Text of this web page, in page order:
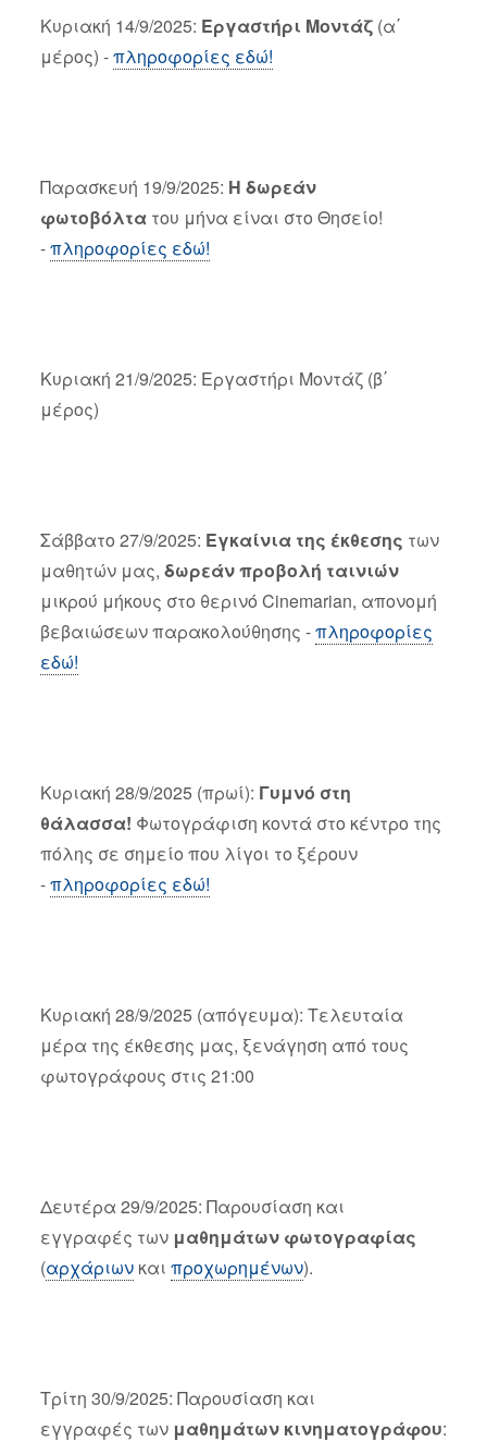
Κυριακή 14/9/2025: Εργαστήρι Μοντάζ(α΄
μέρος) -πληροφορίες εδώ!
Παρασκευή 19/9/2025: Η δωρεάν
φωτοβόλτατου μήνα είναι στο Θησείο!
-πληροφορίες εδώ!
Κυριακή 21/9/2025: Εργαστήρι Μοντάζ (β΄
μέρος)
Σάββατο 27/9/2025: Εγκαίνια της έκθεσης των
μαθητών μας, δωρεάν προβολή ταινιών
μικρού μήκους στο θερινό Cinemarian, απονομή
βεβαιώσεων παρακολούθησης -πληροφορίες
εδώ!
Κυριακή 28/9/2025 (πρωί): Γυμνό στη
θάλασσα! Φωτογράφιση κοντά στο κέντρο της
πόλης σε σημείο που λίγοι το ξέρουν
-πληροφορίες εδώ!
Κυριακή 28/9/2025 (απόγευμα): Τελευταία
μέρα της έκθεσης μας, ξενάγηση από τους
φωτογράφους στις 21:00
Δευτέρα 29/9/2025: Παρουσίαση και
εγγραφές των μαθημάτων φωτογραφίας
(αρχάριωνκαι προχωρημένων).
Τρίτη 30/9/2025: Παρουσίαση και
εγγραφές των μαθημάτων κινηματογράφου: